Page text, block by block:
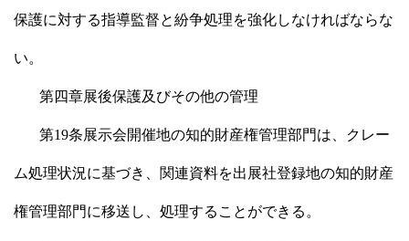
保護に対する指導監督と紛争処理を強化しなければならな
い。
第四章展後保護及びその他の管理
第19条展示会開催地の知的財産権管理部門は、クレー
ム処理状況に基づき、関連資料を出展社登録地の知的財産
権管理部門に移送し、処理することができる。